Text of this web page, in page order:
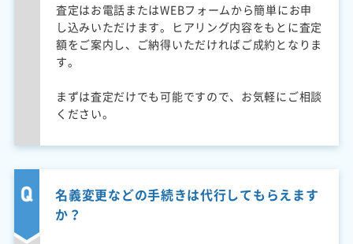
査定はお電話またはWEBフォームから簡単にお申
し込みいただけます。ヒアリング内容をもとに査定
額をご案内し、ご納得いただければご成約となりま
す。
まずは査定だけでも可能ですので、お気軽にご相談
ください。
名義変更などの手続きは代行してもらえます
か？